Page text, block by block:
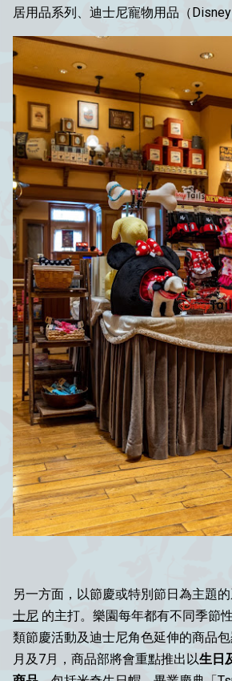
居用品系列、迪士尼寵物用品（Disney
另一方面，以節慶或特別節日為主題
士尼 的主打。樂園每年都有不同季節
類節慶活動及迪士尼角色延伸的商品
月及7月，商品部將會重點推出以生日